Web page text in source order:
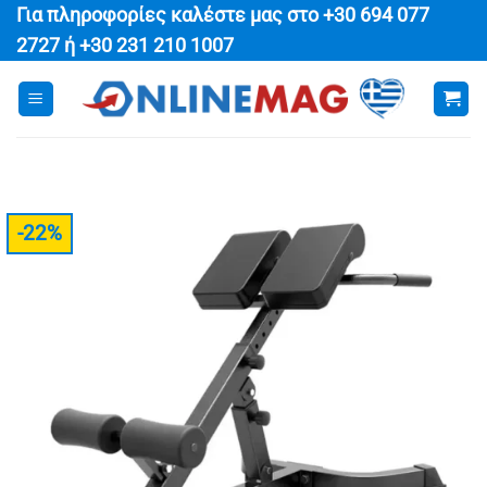
Μετάβαση
στο
περιεχόμενο
Για πληροφορίες καλέστε μας στο +30 694 077
2727 ή +30 231 210 1007
-22%